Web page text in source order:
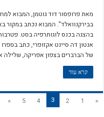
מאת פרופסור דוד גוטמן, המבוא
בבירקנוואלד". המבוא נכתב במקור
אנטון דה סיינט אקזופרי, כתב
של הברברים בצפון אפריקה,
קרא עוד
«
1
2
3
4
5
»